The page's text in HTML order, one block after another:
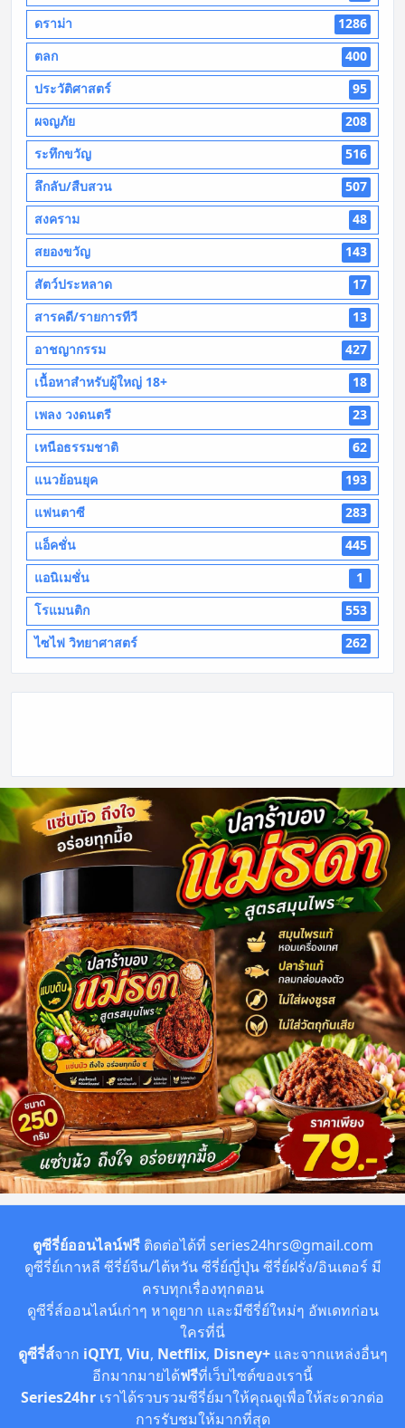
ดราม่า
1286
ตลก
400
ประวัติศาสตร์
95
ผจญภัย
208
ระทึกขวัญ
516
ลึกลับ/สืบสวน
507
สงคราม
48
สยองขวัญ
143
สัตว์ประหลาด
17
สารคดี/รายการทีวี
13
อาชญากรรม
427
เนื้อหาสำหรับผู้ใหญ่ 18+
18
เพลง วงดนตรี
23
เหนือธรรมชาติ
62
แนวย้อนยุค
193
แฟนตาซี
283
แอ็คชั่น
445
แอนิเมชั่น
1
โรแมนติก
553
ไซไฟ วิทยาศาสตร์
262
ตูซีรี่ย์ออนไลน์ฟรีติดต่อได้ที่ series24hrs@gmail.com
ดูซีรี่ย์เกาหลี ซีรี่ย์จีน/ไต้หวัน ซีรี่ย์ญี่ปุ่น ซีรี่ย์ฝรั่ง/อินเตอร์ มี
ครบทุกเรื่องทุกตอน
ดูซีรี่ส์ออนไลน์เก่าๆ หาดูยาก และมีซีรี่ย์ใหม่ๆ อัพเดทก่อน
ใครที่นี่
ดูซีรี่ส์จาก iQIYI, Viu, Netflix, Disney+ และจากแหล่งอื่นๆ
อีกมากมายได้ฟรีที่เว็บไซต์ของเรานี้
Series24hr เราได้รวบรวมซีรี่ย์มาให้คุณดูเพื่อให้สะดวกต่อ
การรับชมให้มากที่สุด